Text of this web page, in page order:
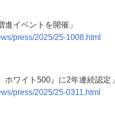
進イベントを開催」
press/2025/25-1008.html
ホワイト500』に2年連続認定」
press/2025/25-0311.html